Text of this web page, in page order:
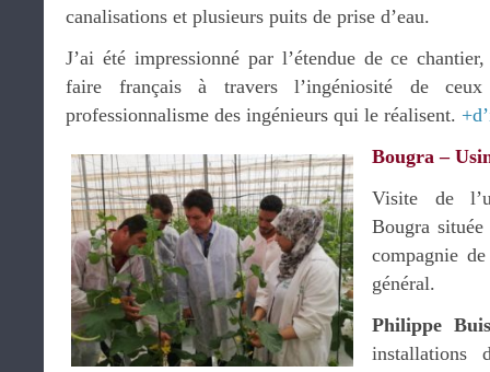
canalisations et plusieurs puits de prise d’eau.
J’ai été impressionné par l’étendue de ce
faire français à travers l’ingéniosité de
professionnalisme des ingénieurs qui le réalisent.
Bougra –
Visite de
Bougra
compagnie
général.
Philippe
installations